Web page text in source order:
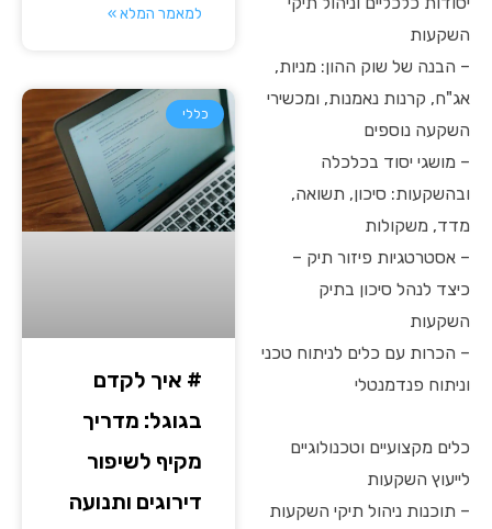
השקעות
– הבנה של שוק ההון: מניות,
אג"ח, קרנות נאמנות, ומכשירי
השקעה נוספים
– מושגי יסוד בכלכלה
ובהשקעות: סיכון, תשואה,
מדד, משקולות
– אסטרטגיות פיזור תיק –
כיצד לנהל סיכון בתיק
השקעות
– הכרות עם כלים לניתוח טכני
וניתוח פנדמנטלי
כלים מקצועיים וטכנולוגיים
לייעוץ השקעות
– תוכנות ניהול תיקי השקעות
למאמר המלא »
כללי
# איך לקדם
בגוגל: מדריך
מקיף לשיפור
דירוגים ותנועה